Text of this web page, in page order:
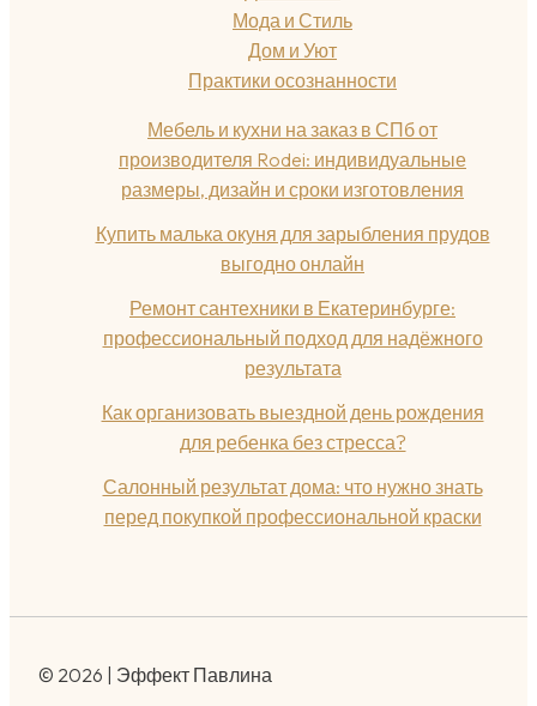
Мода и Стиль
Дом и Уют
Практики осознанности
Мебель и кухни на заказ в СПб от
производителя Rodei: индивидуальные
размеры, дизайн и сроки изготовления
Купить малька окуня для зарыбления прудов
выгодно онлайн
Ремонт сантехники в Екатеринбурге:
профессиональный подход для надёжного
результата
Как организовать выездной день рождения
для ребенка без стресса?
Салонный результат дома: что нужно знать
перед покупкой профессиональной краски
© 2026 | Эффект Павлина